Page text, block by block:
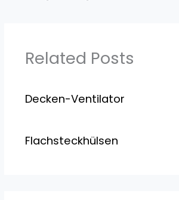
Related Posts
Decken-Ventilator
Flachsteckhülsen